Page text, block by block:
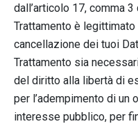
dall’articolo 17, comma
Trattamento è
cancellazione dei tuoi
Trattamento sia
del diritto alla libertà di
per l’adempimento di
interesse pubblico, per